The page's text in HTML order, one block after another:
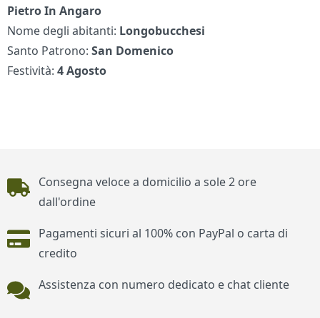
Pietro In Angaro
Nome degli abitanti: Longobucchesi
Santo Patrono:San Domenico
Festività:4 Agosto
Piè di pagina
Consegna veloce a domicilio a sole 2 ore
dall'ordine
Pagamenti sicuri al 100% con PayPal o carta di
credito
Assistenza con numero dedicato e chat cliente